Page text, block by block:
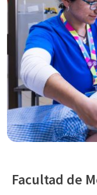
Facultad de